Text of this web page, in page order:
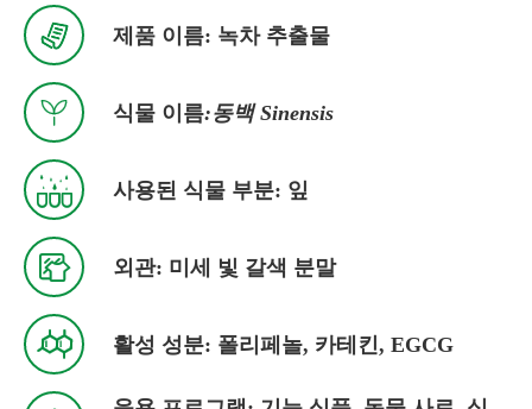
 제품 이름: 녹차 추출물
 식물 이름:동백 Sinensis
 사용된 식물 부분: 잎
 외관: 미세 빛 갈색 분말
 활성 성분: 폴리페놀, 카테킨, EGCG